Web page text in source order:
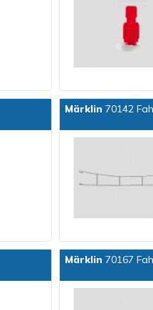
Märklin 70142
Märklin 70167